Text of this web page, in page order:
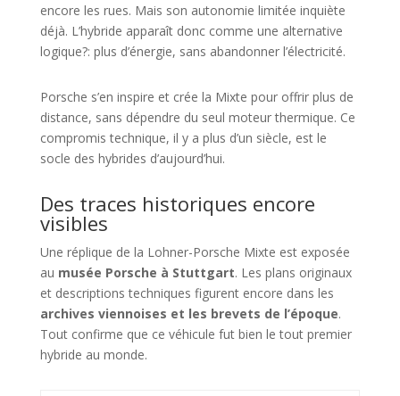
encore les rues. Mais son autonomie limitée inquiète
déjà. L’hybride apparaît donc comme une alternative
logique?: plus d’énergie, sans abandonner l’électricité.
Porsche s’en inspire et crée la Mixte pour offrir plus de
distance, sans dépendre du seul moteur thermique. Ce
compromis technique, il y a plus d’un siècle, est le
socle des hybrides d’aujourd’hui.
Des traces historiques encore
visibles
Une réplique de la Lohner-Porsche Mixte est exposée
au musée Porsche à Stuttgart. Les plans originaux
et descriptions techniques figurent encore dans les
archives viennoises et les brevets de l’époque.
Tout confirme que ce véhicule fut bien le tout premier
hybride au monde.